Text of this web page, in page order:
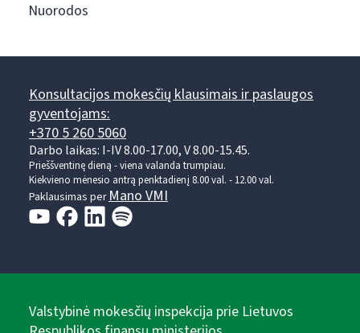
Nuorodos
Konsultacijos mokesčių klausimais ir paslaugos
gyventojams:
+370 5 260 5060
Darbo laikas: I-IV 8.00-17.00, V 8.00-15.45.
Prieššventinę dieną - viena valanda trumpiau.
Kiekvieno mėnesio antrą penktadienį 8.00 val. - 12.00 val.
Paklausimas perMano VMI
Valstybinė mokesčių inspekcija prie Lietuvos